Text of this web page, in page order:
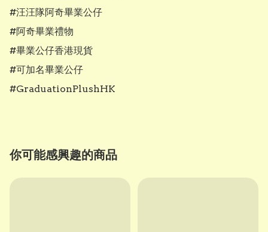
#汪汪隊阿奇畢業公仔
#阿奇畢業禮物
#畢業公仔香港現貨
#可加名畢業公仔
你可能感興趣的商品